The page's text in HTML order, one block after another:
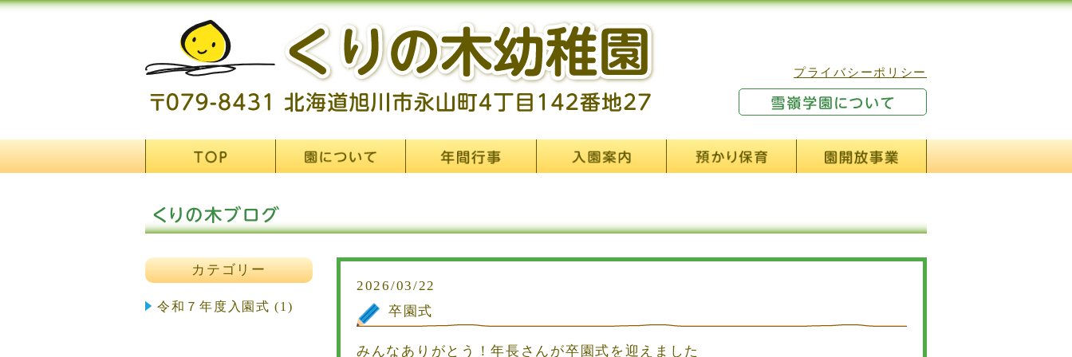
プライバシーポリシー
カテゴリー
令和７年度入園式 (1)
2026/03/22
卒園式
みんなありがとう！年長さんが卒園式を迎えました